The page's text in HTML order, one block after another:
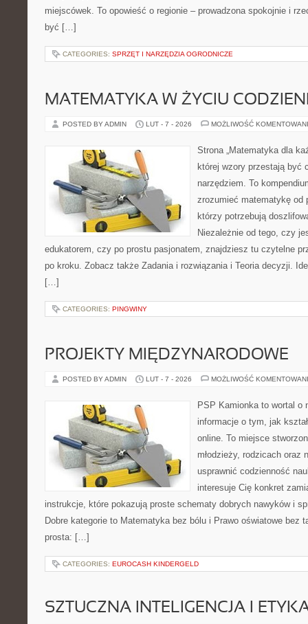
miejscówek. To opowieść o regionie – prowadzona spokojnie i
być […]
CATEGORIES: SPRZĘT I NARZĘDZIA OGRODNICZE
MATEMATYKA W ŻYCIU
POSTED BY ADMIN LUT - 7 - 2026 MOŻLIWOŚĆ
Strona „Matematyka dla
której wzory przestają być
narzędziem. To
zrozumieć matematykę od
którzy potrzebują
Niezależnie od tego, czy
edukatorem, czy po prostu pasjonatem, znajdziesz tu czytelne
po kroku. Zobacz także Zadania i rozwiązania i Teoria decyzji.
[…]
CATEGORIES: PINGWINY
PROJEKTY MIĘDZYNARODOWE
POSTED BY ADMIN LUT - 7 - 2026 MOŻLIWOŚĆ
PSP Kamionka to wortal o
informacje o tym, jak
online. To miejsce
młodzieży, rodzicach
usprawnić codzienność
interesuje Cię konkret
instrukcje, które pokazują proste schematy dobrych nawyków i
Dobre kategorie to Matematyka bez bólu i Prawo oświatowe bez
prosta: […]
CATEGORIES: EUROCASH KINDERGELD
SZTUCZNA INTELIGENCJA I